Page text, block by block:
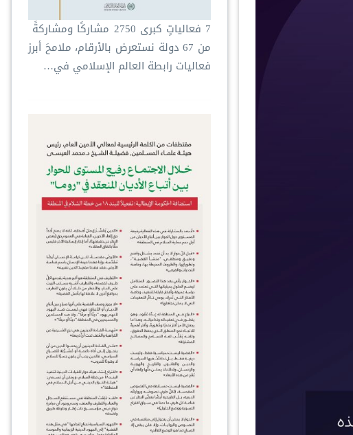
‏7 فعالياتٍ كبرى ‏2750 مشاركًا ومشاركةً ‏
من 67 دولة ‏نستعرض بالأرقام، ملامحَ أبرز
فعاليات ⁧‫رابطة العالم الإسلامي‬⁩ في…